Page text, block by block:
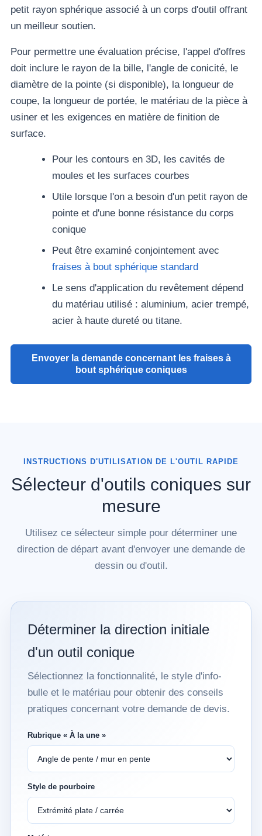
petit rayon sphérique associé à un corps d'outil offrant
un meilleur soutien.
Pour permettre une évaluation précise, l'appel d'offres
doit inclure le rayon de la bille, l'angle de conicité, le
diamètre de la pointe (si disponible), la longueur de
coupe, la longueur de portée, le matériau de la pièce à
usiner et les exigences en matière de finition de
surface.
Pour les contours en 3D, les cavités de
moules et les surfaces courbes
Utile lorsque l'on a besoin d'un petit rayon de
pointe et d'une bonne résistance du corps
conique
Peut être examiné conjointement avec
fraises à bout sphérique standard
Le sens d'application du revêtement dépend
du matériau utilisé : aluminium, acier trempé,
acier à haute dureté ou titane.
Envoyer la demande concernant les fraises à
bout sphérique coniques
INSTRUCTIONS D'UTILISATION DE L'OUTIL RAPIDE
Sélecteur d'outils coniques sur
mesure
Utilisez ce sélecteur simple pour déterminer une
direction de départ avant d'envoyer une demande de
dessin ou d'outil.
Déterminer la direction initiale
d'un outil conique
Sélectionnez la fonctionnalité, le style d'info-
bulle et le matériau pour obtenir des conseils
pratiques concernant votre demande de devis.
Rubrique « À la une »
Style de pourboire